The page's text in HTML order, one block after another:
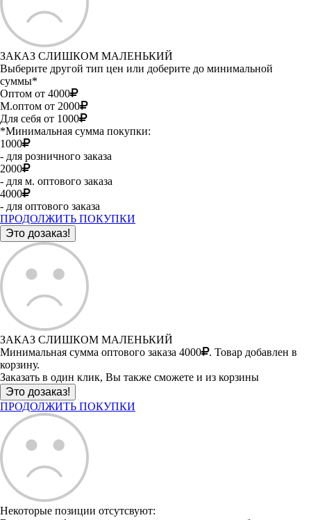
ЗАКАЗ СЛИШКОМ МАЛЕНЬКИЙ
Выберите другой тип цен или доберите до минимальной
суммы*
Оптом от 4000
М.оптом от 2000
Для себя от 1000
*Минимальная сумма покупки:
1000
- для розничного заказа
2000
- для м. оптового заказа
4000
- для оптового заказа
ПРОДОЛЖИТЬ ПОКУПКИ
ЗАКАЗ СЛИШКОМ МАЛЕНЬКИЙ
Минимальная сумма оптового заказа 4000
. Товар добавлен в
корзину.
Заказать в один клик, Вы также сможете и из корзины
ПРОДОЛЖИТЬ ПОКУПКИ
Некоторые позиции отсутсвуют: